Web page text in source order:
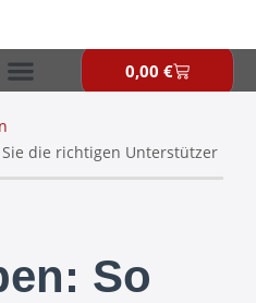
0,00 €
die richtigen Unterstützer
So